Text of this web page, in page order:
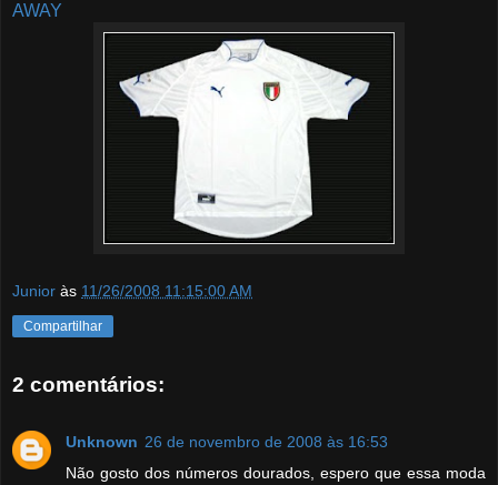
AWAY
Junior às 11/26/2008 11:15:00 AM
Compartilhar
2 comentários:
Unknown 26 de novembro de 2008 às 16:53
Não gosto dos números dourados, espero que essa moda